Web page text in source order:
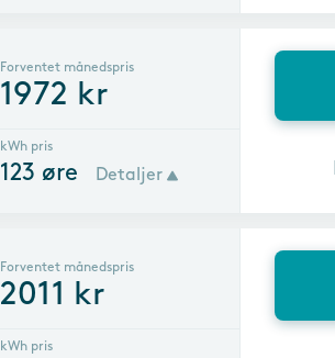
Forventet månedspris
1972 kr
kWh pris
123 øre Detaljer
Forventet månedspris
2011 kr
kWh pris